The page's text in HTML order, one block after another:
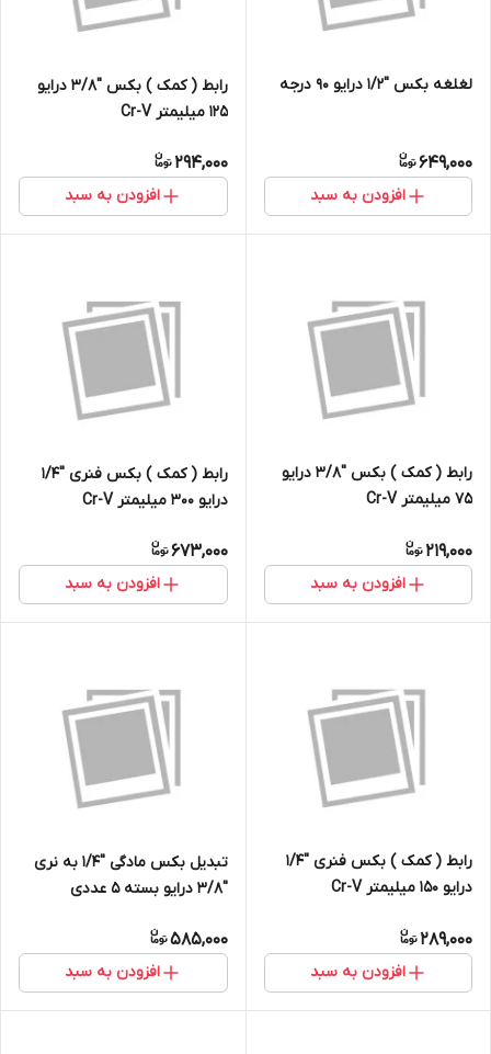
لغلغه بکس ''1/2 درایو 90 درجه
649,000
افزودن به سبد
رابط ( کمک ) بکس ''3/8 درایو
125 میلیمتر Cr-V
294,000
افزودن به سبد
رابط ( کمک ) بکس ''3/8 درایو
75 میلیمتر Cr-V
219,000
افزودن به سبد
رابط ( کمک ) بکس فنری ''1/4
درایو 300 میلیمتر Cr-V
673,000
افزودن به سبد
رابط ( کمک ) بکس فنری ''1/4
درایو 150 میلیمتر Cr-V
289,000
افزودن به سبد
تبدیل بکس مادگی ''1/4 به نری
''3/8 درایو بسته 5 عددی
585,000
افزودن به سبد